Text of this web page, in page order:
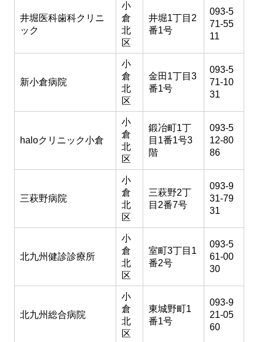
井堀医科歯科クリニ
ック
小
倉
北
区
井堀1丁目2
番1号
093-5
71-55
11
新小倉病院
小
倉
北
区
金田1丁目3
番1号
093-5
71-10
31
haloクリニック小倉
小
倉
北
区
鍛冶町1丁
目1番1号3
階
093-5
12-80
86
三萩野病院
小
倉
北
区
三萩野2丁
目2番7号
093-9
31-79
31
北九州健診診療所
小
倉
北
区
室町3丁目1
番2号
093-5
61-00
30
北九州総合病院
小
倉
北
区
東城野町1
番1号
093-9
21-05
60